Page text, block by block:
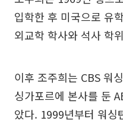
입학한 후 미국으로 유
외교학 학사와 석사 학
이후 조주희는 CBS 워
싱가포르에 본사를 둔
았다. 1999년부터 워싱